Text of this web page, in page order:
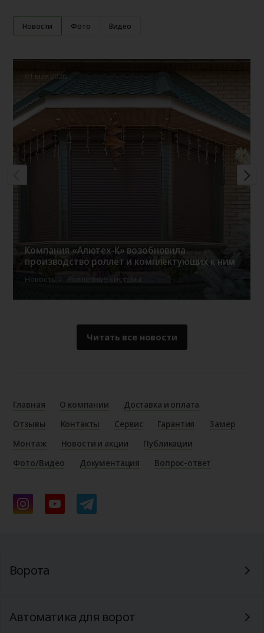
Новости Фото Видео
01 мая 2026
Компания «Алютех-К» возобновила
производство роллет и комплектующих к ним
Новость Роллетные системы
Читать все новости
Главная О компании
Доставка и оплата
Отзывы
Контакты Сервис Гарантия
Замер
Монтаж
Новости и акции
Публикации
Фото/Видео
Документация Вопрос-ответ
Ворота
Автоматика для ворот